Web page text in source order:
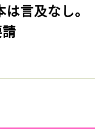
言及なし。